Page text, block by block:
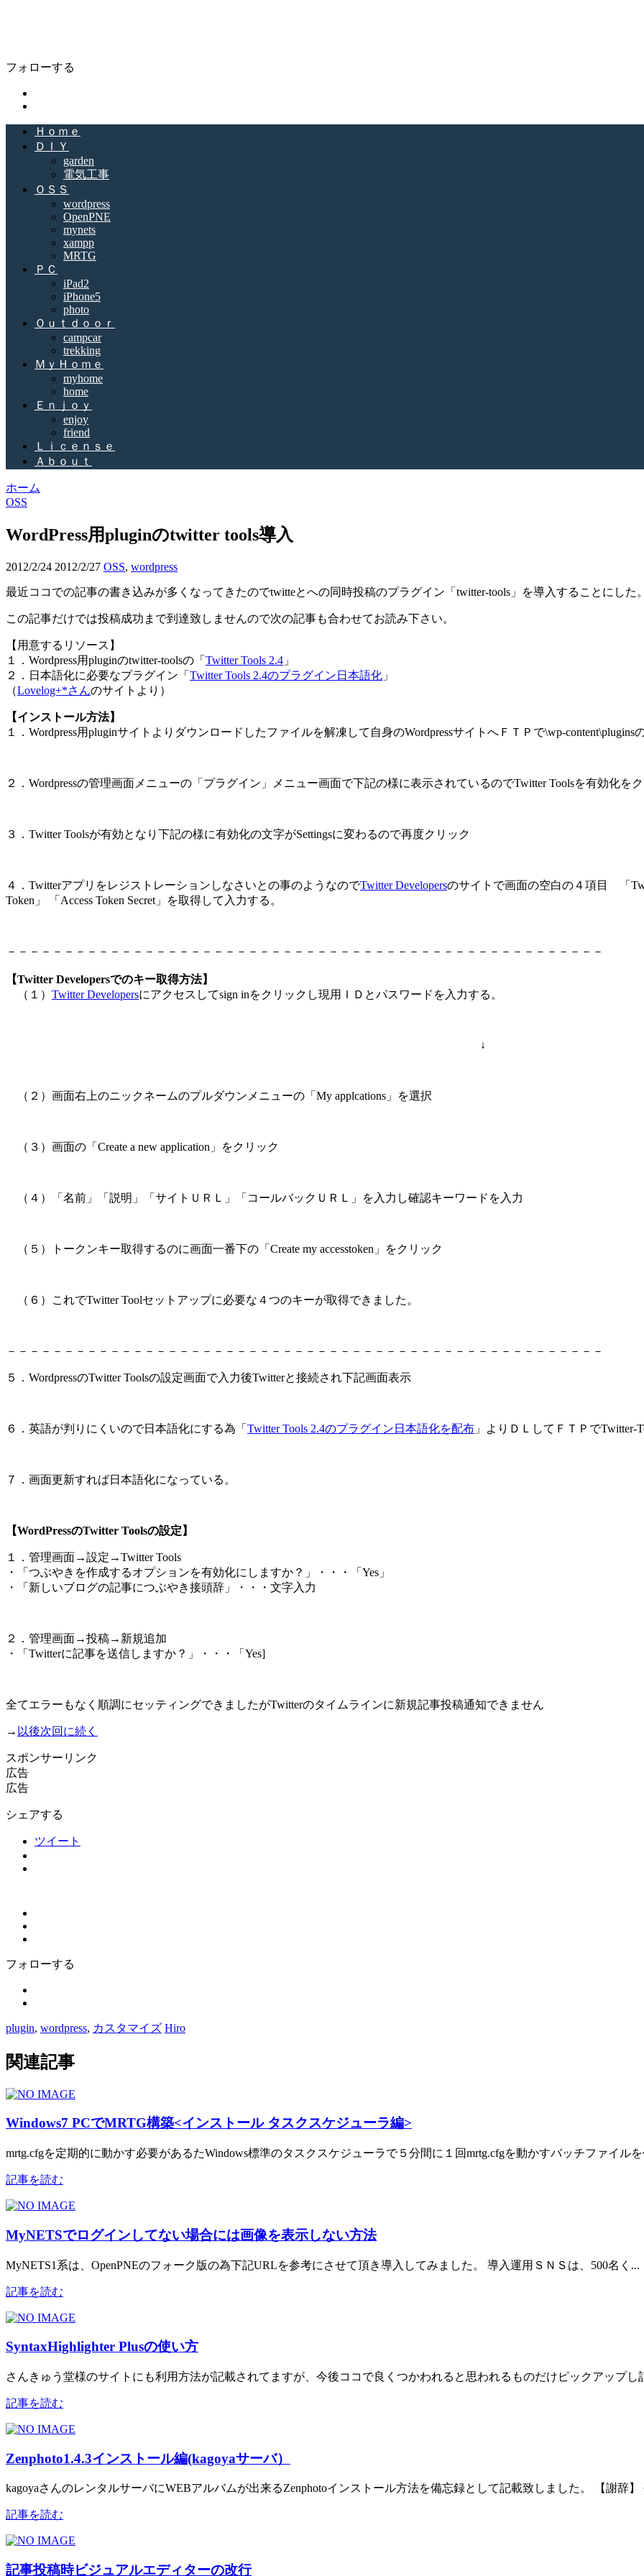
フォローする
Ｈｏｍｅ
ＤＩＹ
garden
電気工事
ＯＳＳ
wordpress
OpenPNE
mynets
xampp
MRTG
ＰＣ
iPad2
iPhone5
photo
Ｏｕｔｄｏｏｒ
campcar
trekking
ＭｙＨｏｍｅ
myhome
home
Ｅｎｊｏｙ
enjoy
friend
Ｌｉｃｅｎｓｅ
Ａｂｏｕｔ
ホーム
OSS
WordPress用pluginのtwitter tools導入
2012/2/24 2012/2/27 OSS, wordpress
最近ココでの記事の書き込みが多くなってきたのでtwitteとへの同時投稿のプラグイン「twitter-tools」を導入することにした
この記事だけでは投稿成功まで到達致しませんので次の記事も合わせてお読み下さい。
【用意するリソース】
１．Wordpress用pluginのtwitter-toolsの「 Twitter Tools 2.4 」
２．日本語化に必要なプラグイン「 Twitter Tools 2.4のプラグイン日本語化 」
（Lovelog+*さんのサイトより）
【インストール方法】
１．Wordpress用pluginサイトよりダウンロードしたファイルを解凍して自身のWordpressサイトへＦＴＰで\wp-
２．Wordpressの管理画面メニューの「プラグイン」メニュー画面で下記の様に表示されているのでTwitter Toolsを有効化を
３．Twitter Toolsが有効となり下記の様に有効化の文字がSettingsに変わるので再度クリック
４．Twitterアプリをレジストレーションしなさいとの事のようなのでTwitter Developersのサイトで画面の空白の４項目 「
Token」 「Access Token Secret」を取得して入力する。
－－－－－－－－－－－－－－－－－－－－－－－－－－－－－－－－－－－－－－－－－－－－－－－－－－－－
【Twitter Developersでのキー取得方法】
（１） Twitter Developersにアクセスしてsign inをクリックし現用ＩＤとパスワードを入力する。
↓
（２）画面右上のニックネームのプルダウンメニューの「My applcations」を選択
（３）画面の「Create a new application」をクリック
（４）「名前」「説明」「サイトＵＲＬ」「コールバックＵＲＬ」を入力し確認キーワードを入力
（５）トークンキー取得するのに画面一番下の「Create my accesstoken」をクリック
（６）これでTwitter Toolセットアップに必要な４つのキーが取得できました。
－－－－－－－－－－－－－－－－－－－－－－－－－－－－－－－－－－－－－－－－－－－－－－－－－－－－
５．WordpressのTwitter Toolsの設定画面で入力後Twitterと接続され下記画面表示
６．英語が判りにくいので日本語化にする為「 Twitter Tools 2.4のプラグイン日本語化を配布 」よりＤＬしてＦＴＰでTwitter-
７．画面更新すれば日本語化になっている。
【WordPressのTwitter Toolsの設定】
１．管理画面→設定→Twitter Tools
・「つぶやきを作成するオプションを有効化にしますか？」・・・「Yes」
・「新しいブログの記事につぶやき接頭辞」・・・文字入力
２．管理画面→投稿→新規追加
・「Twitterに記事を送信しますか？」・・・「Yes]
全てエラーもなく順調にセッティングできましたがTwitterのタイムラインに新規記事投稿通知できません
→ 以後次回に続く
スポンサーリンク
広告
広告
シェアする
ツイート
フォローする
plugin, wordpress, カスタマイズ Hiro
関連記事
Windows7 PCでMRTG構築<インストール タスクスケジューラ編>
mrtg.cfgを定期的に動かす必要があるたWindows標準のタスクスケジューラで５分間に１回mrtg.cfgを動かすバッチファイル
記事を読む
MyNETSでログインしてない場合には画像を表示しない方法
MyNETS1系は、OpenPNEのフォーク版の為下記URLを参考にさせて頂き導入してみました。 導入運用ＳＮＳは、500名く...
記事を読む
SyntaxHighlighter Plusの使い方
さんきゅう堂様のサイトにも利用方法が記載されてますが、今後ココで良くつかわれると思われるものだけピックアッ
記事を読む
Zenphoto1.4.3インストール編(kagoyaサーバ）
kagoyaさんのレンタルサーバにWEBアルバムが出来るZenphotoインストール方法を備忘録として記載致しました。 【謝辞】
記事を読む
記事投稿時ビジュアルエディターの改行